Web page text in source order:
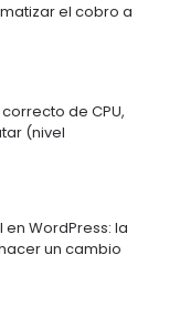
el cobro a
de CPU,
(nivel
WordPress: la
un cambio